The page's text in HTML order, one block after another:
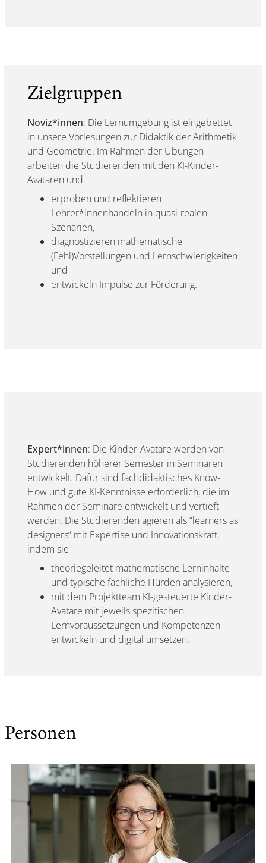
Zielgruppen
Noviz*innen: Die Lernumgebung ist eingebettet
in unsere Vorlesungen zur Didaktik der Arithmetik
und Geometrie. Im Rahmen der Übungen
arbeiten die Studierenden mit den KI-Kinder-
Avataren und
erproben und reflektieren
Lehrer*innenhandeln in quasi-realen
Szenarien,
diagnostizieren mathematische
(Fehl)Vorstellungen und Lernschwierigkeiten
und
entwickeln Impulse zur Förderung.
Expert*innen: Die Kinder-Avatare werden von
Studierenden höherer Semester in Seminaren
entwickelt. Dafür sind fachdidaktisches Know-
How und gute KI-Kenntnisse erforderlich, die im
Rahmen der Seminare entwickelt und vertieft
werden. Die Studierenden agieren als “learners as
designers” mit Expertise und Innovationskraft,
indem sie
theoriegeleitet mathematische Lerninhalte
und typische fachliche Hürden analysieren,
mit dem Projektteam KI-gesteuerte Kinder-
Avatare mit jeweils spezifischen
Lernvoraussetzungen und Kompetenzen
entwickeln und digital umsetzen.
Personen